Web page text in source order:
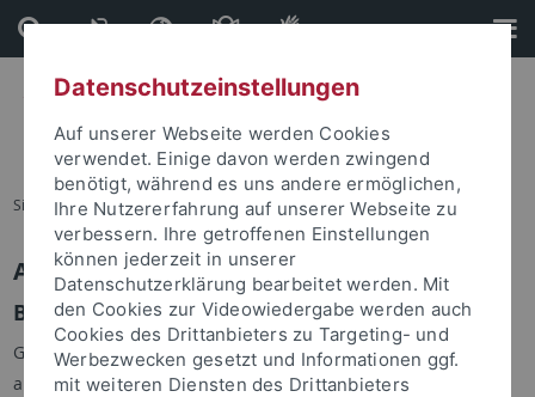
Direkt
zum
Inhalt
Direkt
zur
Fußleiste
Sie sind hier: Startseite
Anmelden
Benutzeranmeldung
Geben Sie Ihren Benutzernamen und Ihr Passwort an um sich
anzumelden:
Datenschutzeinstellungen
Auf unserer Webseite werden Cookies
verwendet. Einige davon werden zwingend
benötigt, während es uns andere ermöglichen,
Ihre Nutzererfahrung auf unserer Webseite zu
verbessern. Ihre getroffenen Einstellungen
können jederzeit in unserer
Datenschutzerklärung bearbeitet werden. Mit
den Cookies zur Videowiedergabe werden auch
Cookies des Drittanbieters zu Targeting- und
Werbezwecken gesetzt und Informationen ggf.
mit weiteren Diensten des Drittanbieters